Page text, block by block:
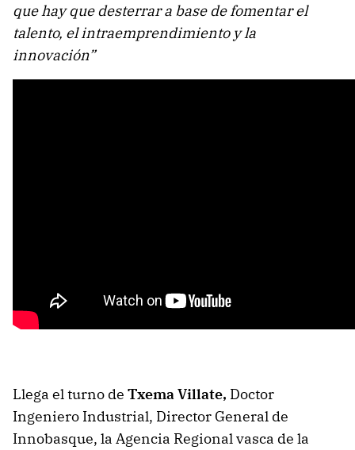
que hay que desterrar a base de fomentar el
talento, el intraemprendimiento y la
innovación”
Llega el turno de Txema Villate, Doctor
Ingeniero Industrial, Director General de
Innobasque, la Agencia Regional vasca de la